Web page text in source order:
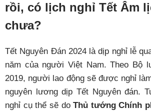
rồi, có lịch nghỉ Tết Âm
chưa?
Tết Nguyên Đán 2024 là dịp nghỉ lễ
năm của người Việt Nam. Theo Bộ
2019, người lao động sẽ được nghỉ
nguyên lương dịp Tết Nguyên đán.
nghỉ cụ thể sẽ doThủ tướng Chính